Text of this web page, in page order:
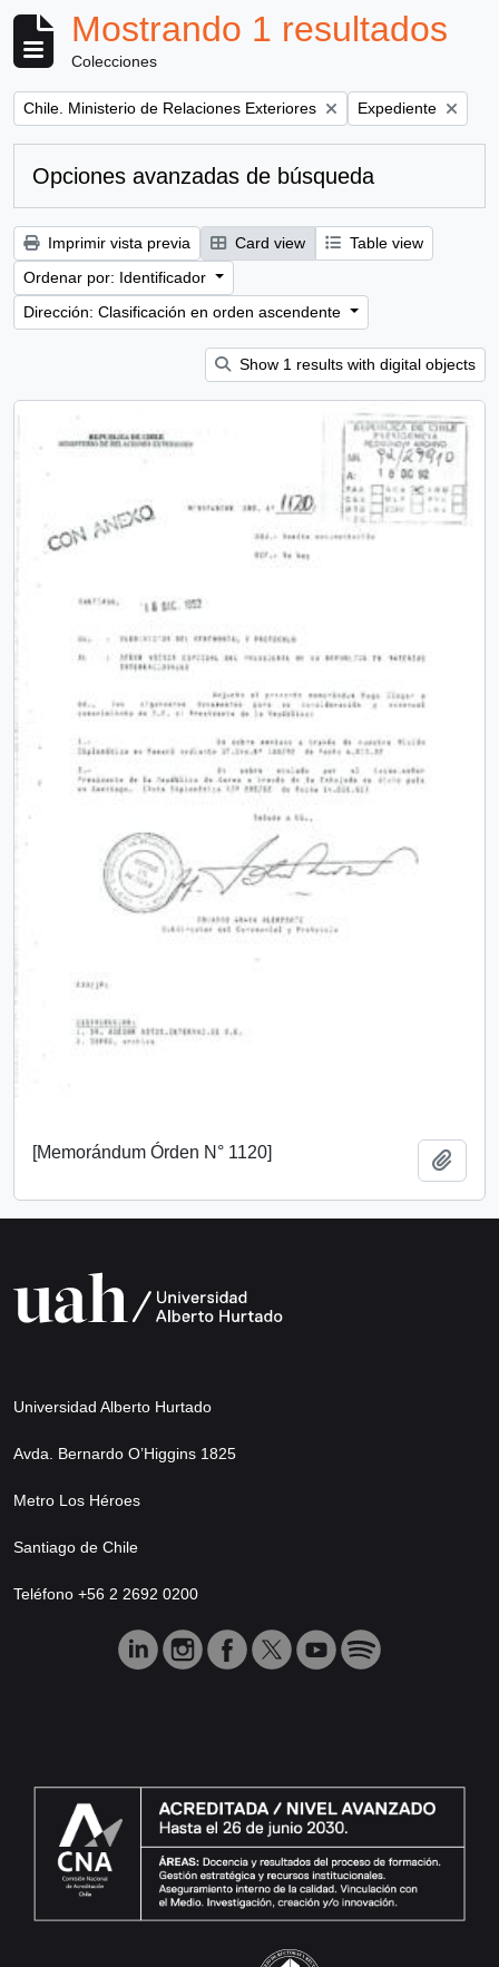
Mostrando 1 resultados
Colecciones
Remove filter:
Chile. Ministerio de Relaciones Exteriores Remove filter:
Expediente
Opciones avanzadas de búsqueda
Imprimir vista previa Card view
Table view
Ordenar por: Identificador
Dirección: Clasificación en orden ascendente
Show 1 results with digital objects
[Memorándum Órden N° 1120]
Universidad Alberto Hurtado
Avda. Bernardo O’Higgins 1825
Metro Los Héroes
Santiago de Chile
Teléfono +56 2 2692 0200